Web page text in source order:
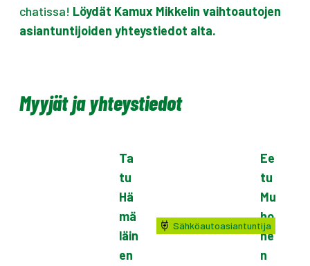
chatissa! Löydät Kamux Mikkelin vaihtoautojen
asiantuntijoiden yhteystiedot alta.
Myyjät ja yhteystiedot
Ta
tu
Hä
mä
läin
en
Sähköautoasiantuntija
Ee
tu
Mu
ho
ne
n